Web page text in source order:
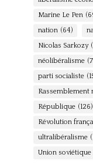
Marine Le Pen
nation (64)
Nicolas Sarkozy
néolibéralisme
parti socialiste
Rassemblement
République (126)
Révolution
ultralibéralisme
Union soviétique